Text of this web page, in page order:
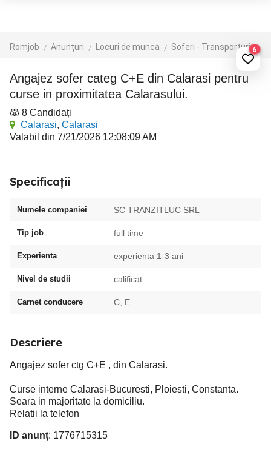
Romjob Anunțuri Locuri de munca Soferi - Transporturi 6
Angajez sofer categ C+E din Calarasi pentru
curse in proximitatea Calarasului.
8 Candidați
Calarasi, Calarasi
Valabil din 7/21/2026 12:08:09 AM
Specificații
Numele companiei SC TRANZITLUC SRL
Tip job full time
Experienta experienta 1-3 ani
Nivel de studii calificat
Carnet conducere C, E
Descriere
Angajez sofer ctg C+E , din Calarasi.
Curse interne Calarasi-Bucuresti, Ploiesti, Constanta.
Seara in majoritate la domiciliu.
Relatii la telefon
ID anunț: 1776715315